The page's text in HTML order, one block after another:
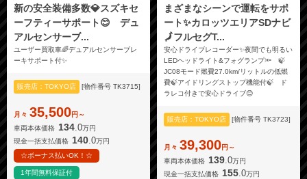
新の安全装備多数💎スズキセ
ーフティーサポート😊 デュ
アルセンサーブ...
ユーザー買取車🌈デュアルセンサーブレ
ーキサポート付✨
販売店：TOKYO店 [物件番号 TK3715]
月々 35,500円～
車両本体価格 134.0万円
現金一括支払価格 140 .0万円
☆ボーナス払いOK！☆
1年間無料保証付
まざまなシーンで運転をサポ
ート✨カロッツエリアSDナビ
🗾フルセグT...
安心ドライブレコーダー✨夜間でも明るい
LEDヘッドライト&フォグランプ🔦 🍃
JC08モード燃費27.0km/リットルの低燃
費🍃アイドリングストップ機能付🍃 ド
ラレコ付きで安心ドライブ😊
販売店：TOKYO店 [物件番号 TK3723]
月々 39,300円～
車両本体価格 139.0万円
現金一括支払価格 155 .0万円